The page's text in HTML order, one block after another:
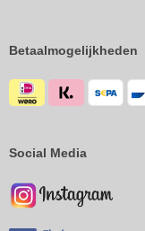
Betaalmogelijkheden
Social Media